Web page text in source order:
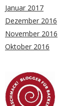
Januar 2017
Dezember 2016
November 2016
Oktober 2016